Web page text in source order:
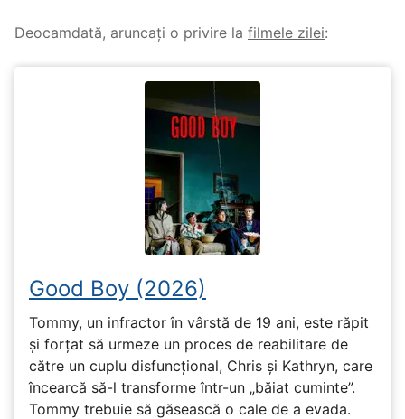
Deocamdată, aruncați o privire la filmele zilei:
Good Boy (2026)
Tommy, un infractor în vârstă de 19 ani, este răpit
și forțat să urmeze un proces de reabilitare de
către un cuplu disfuncțional, Chris și Kathryn, care
încearcă să-l transforme într-un „băiat cuminte”.
Tommy trebuie să găsească o cale de a evada.